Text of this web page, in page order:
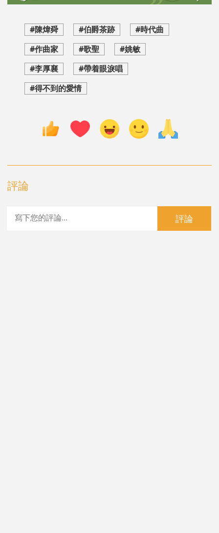
#陳煒舜 #伯爵茶跡
#時代曲
#作曲家
#歌聖
#姚敏
#李厚襄
#帶着眼淚唱
#得不到的愛情
評論
評論